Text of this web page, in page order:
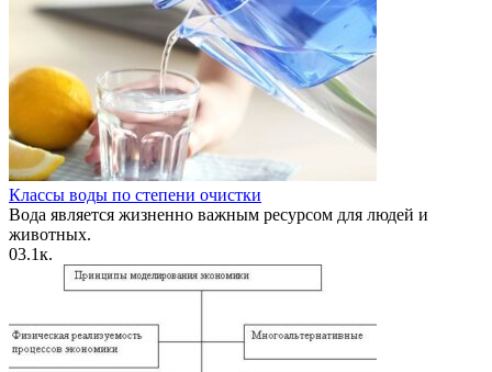
Классы воды по степени очистки
Вода является жизненно важным ресурсом для людей и
животных.
03.1к.